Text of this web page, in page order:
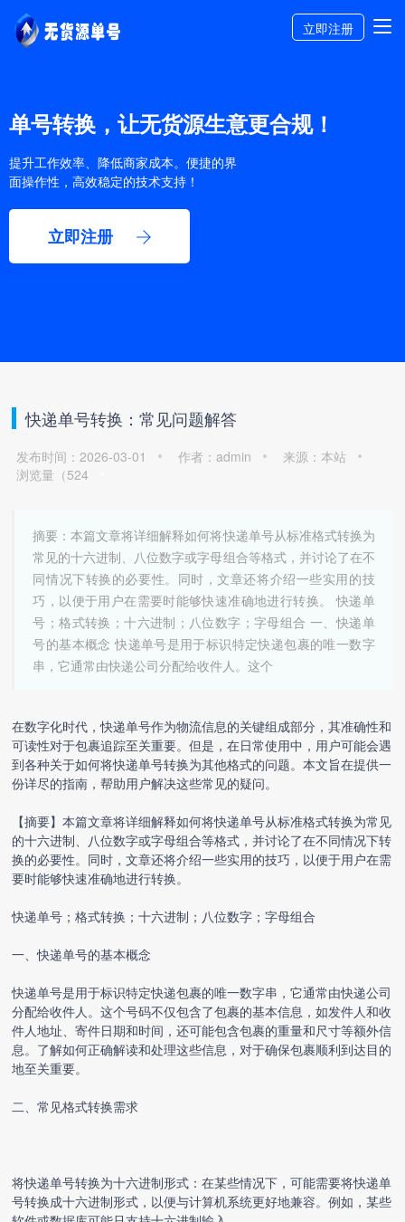
立即注册
单号转换，让无货源生意更合规！
提升工作效率、降低商家成本。便捷的界
面操作性，高效稳定的技术支持！
立即注册
快递单号转换：常见问题解答
发布时间：2026-03-01 作者：admin
来源：本站
浏览量（524
摘要：本篇文章将详细解释如何将快递单号从标准格式转换为
常见的十六进制、八位数字或字母组合等格式，并讨论了在不
同情况下转换的必要性。同时，文章还将介绍一些实用的技
巧，以便于用户在需要时能够快速准确地进行转换。 快递单
号；格式转换；十六进制；八位数字；字母组合 一、快递单
号的基本概念 快递单号是用于标识特定快递包裹的唯一数字
串，它通常由快递公司分配给收件人。这个
在数字化时代，快递单号作为物流信息的关键组成部分，其准确性和
可读性对于包裹追踪至关重要。但是，在日常使用中，用户可能会遇
到各种关于如何将快递单号转换为其他格式的问题。本文旨在提供一
份详尽的指南，帮助用户解决这些常见的疑问。
【摘要】本篇文章将详细解释如何将快递单号从标准格式转换为常见
的十六进制、八位数字或字母组合等格式，并讨论了在不同情况下转
换的必要性。同时，文章还将介绍一些实用的技巧，以便于用户在需
要时能够快速准确地进行转换。
快递单号；格式转换；十六进制；八位数字；字母组合
一、快递单号的基本概念
快递单号是用于标识特定快递包裹的唯一数字串，它通常由快递公司
分配给收件人。这个号码不仅包含了包裹的基本信息，如发件人和收
件人地址、寄件日期和时间，还可能包含包裹的重量和尺寸等额外信
息。了解如何正确解读和处理这些信息，对于确保包裹顺利到达目的
地至关重要。
二、常见格式转换需求
将快递单号转换为十六进制形式：在某些情况下，可能需要将快递单
号转换成十六进制形式，以便与计算机系统更好地兼容。例如，某些